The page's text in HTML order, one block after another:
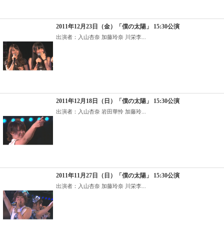
2011年12月23日（金）「僕の太陽」 15:30公演
出演者：入山杏奈 加藤玲奈 川栄李...
2011年12月18日（日）「僕の太陽」 15:30公演
出演者：入山杏奈 岩田華怜 加藤玲...
2011年11月27日（日）「僕の太陽」 15:30公演
出演者：入山杏奈 加藤玲奈 川栄李...